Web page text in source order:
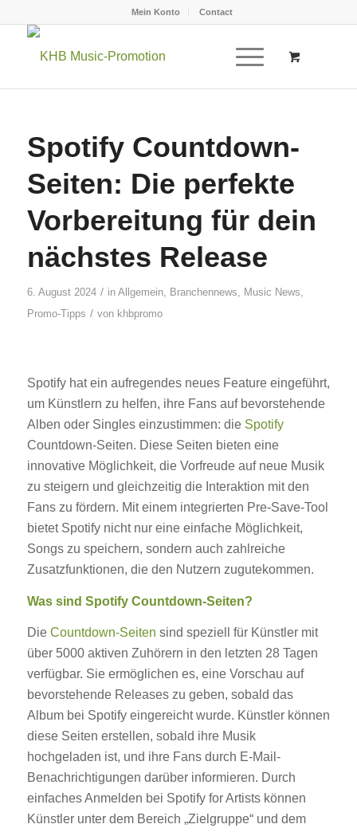
Mein Konto Contact
Spotify Countdown-
Seiten: Die perfekte
Vorbereitung für dein
nächstes Release
6. August 2024 / in Allgemein, Branchennews, Music News,
Promo-Tipps / von khbpromo
Spotify hat ein aufregendes neues Feature eingeführt,
um Künstlern zu helfen, ihre Fans auf bevorstehende
Alben oder Singles einzustimmen: die Spotify
Countdown-Seiten. Diese Seiten bieten eine
innovative Möglichkeit, die Vorfreude auf neue Musik
zu steigern und gleichzeitig die Interaktion mit den
Fans zu fördern. Mit einem integrierten Pre-Save-Tool
bietet Spotify nicht nur eine einfache Möglichkeit,
Songs zu speichern, sondern auch zahlreiche
Zusatzfunktionen, die den Nutzern zugutekommen.
Was sind Spotify Countdown-Seiten?
Die Countdown-Seiten sind speziell für Künstler mit
über 5000 aktiven Zuhörern in den letzten 28 Tagen
verfügbar. Sie ermöglichen es, eine Vorschau auf
bevorstehende Releases zu geben, sobald das
Album bei Spotify eingereicht wurde. Künstler können
diese Seiten erstellen, sobald ihre Musik
hochgeladen ist, und ihre Fans durch E-Mail-
Benachrichtigungen darüber informieren. Durch
einfaches Anmelden bei Spotify for Artists können
Künstler unter dem Bereich „Zielgruppe“ und dem